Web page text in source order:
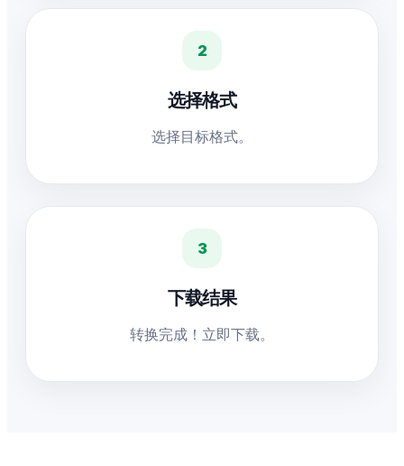
2
选择格式
选择目标格式。
3
下载结果
转换完成！立即下载。